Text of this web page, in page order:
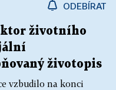
ODEBÍRAT
životního
životopis
vzbudilo na konci